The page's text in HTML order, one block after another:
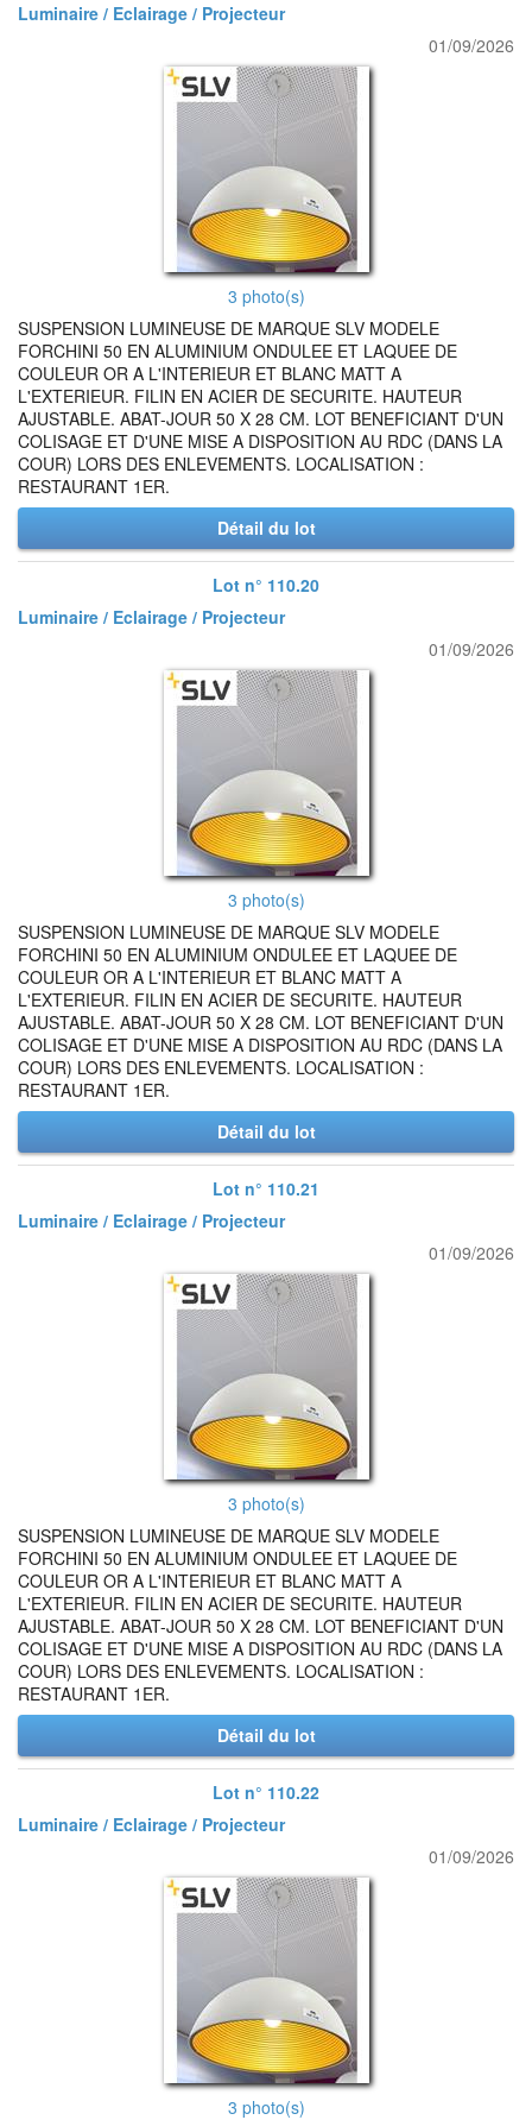
Luminaire / Eclairage / Projecteur
01/09/2026
3 photo(s)
SUSPENSION LUMINEUSE DE MARQUE SLV MODELE
FORCHINI 50 EN ALUMINIUM ONDULEE ET LAQUEE DE
COULEUR OR A L'INTERIEUR ET BLANC MATT A
L'EXTERIEUR. FILIN EN ACIER DE SECURITE. HAUTEUR
AJUSTABLE. ABAT-JOUR 50 X 28 CM. LOT BENEFICIANT D'UN
COLISAGE ET D'UNE MISE A DISPOSITION AU RDC (DANS LA
COUR) LORS DES ENLEVEMENTS. LOCALISATION :
RESTAURANT 1ER.
Détail du lot
Lot n° 110.20
Luminaire / Eclairage / Projecteur
01/09/2026
3 photo(s)
SUSPENSION LUMINEUSE DE MARQUE SLV MODELE
FORCHINI 50 EN ALUMINIUM ONDULEE ET LAQUEE DE
COULEUR OR A L'INTERIEUR ET BLANC MATT A
L'EXTERIEUR. FILIN EN ACIER DE SECURITE. HAUTEUR
AJUSTABLE. ABAT-JOUR 50 X 28 CM. LOT BENEFICIANT D'UN
COLISAGE ET D'UNE MISE A DISPOSITION AU RDC (DANS LA
COUR) LORS DES ENLEVEMENTS. LOCALISATION :
RESTAURANT 1ER.
Détail du lot
Lot n° 110.21
Luminaire / Eclairage / Projecteur
01/09/2026
3 photo(s)
SUSPENSION LUMINEUSE DE MARQUE SLV MODELE
FORCHINI 50 EN ALUMINIUM ONDULEE ET LAQUEE DE
COULEUR OR A L'INTERIEUR ET BLANC MATT A
L'EXTERIEUR. FILIN EN ACIER DE SECURITE. HAUTEUR
AJUSTABLE. ABAT-JOUR 50 X 28 CM. LOT BENEFICIANT D'UN
COLISAGE ET D'UNE MISE A DISPOSITION AU RDC (DANS LA
COUR) LORS DES ENLEVEMENTS. LOCALISATION :
RESTAURANT 1ER.
Détail du lot
Lot n° 110.22
Luminaire / Eclairage / Projecteur
01/09/2026
3 photo(s)